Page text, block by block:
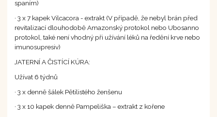
spaním)
· 3 x 7 kapek Vilcacora - extrakt (V případě, že nebyl brán před
revitalizací dlouhodobě Amazonský protokol nebo Ubosanno
protokol, také není vhodný při užívání léků na ředění krve nebo
imunosupresiv)
JATERNÍ A ČISTÍCÍ KÚRA:
Užívat 6 týdnů
· 3 x denně šálek Pětilistého ženšenu
· 3 x 10 kapek denně Pampeliška – extrakt z kořene